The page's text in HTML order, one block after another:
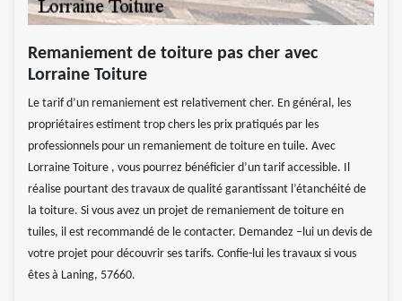
Remaniement de toiture pas cher avec
Lorraine Toiture
Le tarif d’un remaniement est relativement cher. En général, les
propriétaires estiment trop chers les prix pratiqués par les
professionnels pour un remaniement de toiture en tuile. Avec
Lorraine Toiture , vous pourrez bénéficier d’un tarif accessible. Il
réalise pourtant des travaux de qualité garantissant l’étanchéité de
la toiture. Si vous avez un projet de remaniement de toiture en
tuiles, il est recommandé de le contacter. Demandez –lui un devis de
votre projet pour découvrir ses tarifs. Confie-lui les travaux si vous
êtes à Laning, 57660.